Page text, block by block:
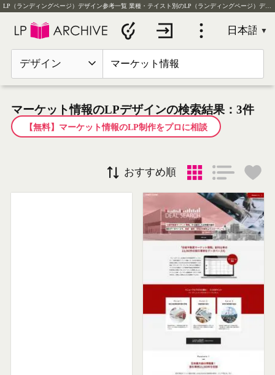
LP（ランディングページ）デザイン参考一覧 業種・テイスト別のLP（ランディングページ）デザイン実例を毎日更新
デザイン
マーケット情報のLPデザインの検索結果：3件
【無料】マーケット情報のLP制作をプロに相談
おすすめ順